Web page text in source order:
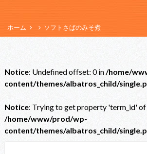
ホーム ソフトさばのみそ煮
Notice: Undefined offset: 0 in/home/
content/themes/albatros_child/
Notice: Trying to get property 'term_id'
/home/www/prod/wp-
content/themes/albatros_child/